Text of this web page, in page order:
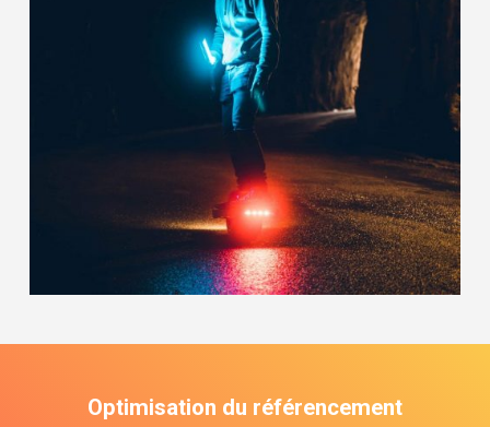
Optimisation du référencement